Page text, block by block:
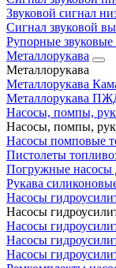
Звуковой сигнал
Сигнал звуковой
Рупорные
Металлорукава
Металлорукава
Металлорукава
Металлорукава
Насосы, помпы,
Насосы, помпы,
Насосы помповые
Пистолеты
Погружные насосы
Рукава
Насосы
Насосы
Насосы
Насосы
Насосы